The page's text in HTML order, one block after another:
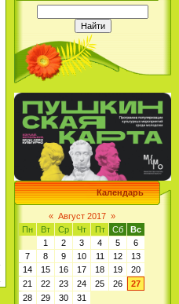
Календарь
« Август 2017 »
Пн
Вт Ср Чт Пт Сб
Вс
1
2 3 4 5
6
7
8 9 10 11 12
13
14
15 16 17 18 19
20
21
22 23 24 25 26
27
28
29 30 31